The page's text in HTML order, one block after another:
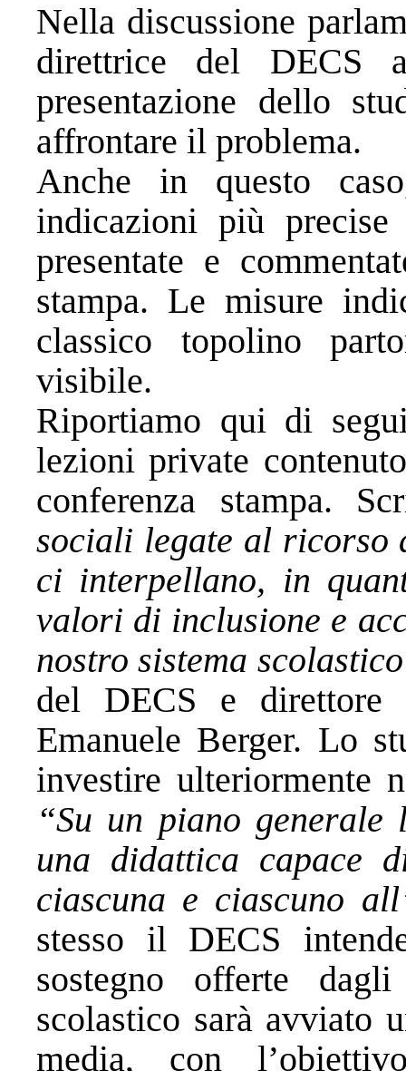
Nella discussione
direttrice del DECS
presentazione dello
affrontare il problema.
Anche in questo
indicazioni più precise
presentate e
stampa. Le misure
classico topolino
visibile.
Riportiamo qui di
lezioni private
conferenza stampa.
sociali legate al ricorso
ci interpellano, in
valori di inclusione e
nostro sistema
del DECS e direttore
Emanuele Berger. Lo
investire ulteriormente
“Su un piano generale
una didattica capace
ciascuna e ciascuno
stesso il DECS
sostegno offerte
scolastico sarà avviato
media, con